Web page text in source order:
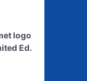
logo
Ed.